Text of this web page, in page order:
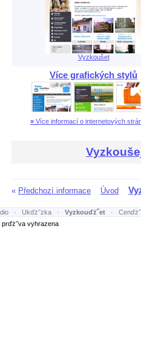
Vyzkoušet
Více grafických stylů
» Více informací o internetových
« Předchozí informace Úvod
· Ukďż˝zka · Vyzkouďż˝et ·
vyhrazena